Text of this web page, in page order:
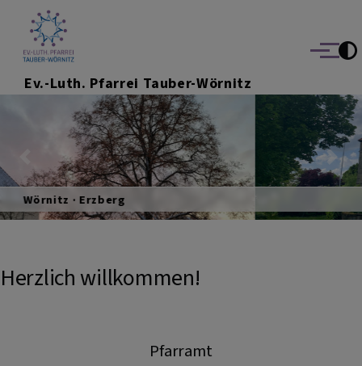
Direkt zum Inhalt
Ev.-Luth. Pfarrei Tauber-Wörnitz
Menü
Wettringen · Gailnau
Previous Next
Herzlich willkommen!
Pfarramt